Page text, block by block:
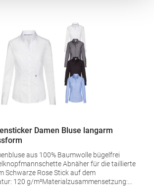
zur Produktsicherheit: Herst.-Nr.:
Rep Compliance Ltd. Ground Floor
Dublin D02 P593 Irland Kontakt:
Damen Bluse langarm
aus 100% Baumwolle bügelfrei
120 g/m²Materialzusammensetzung: